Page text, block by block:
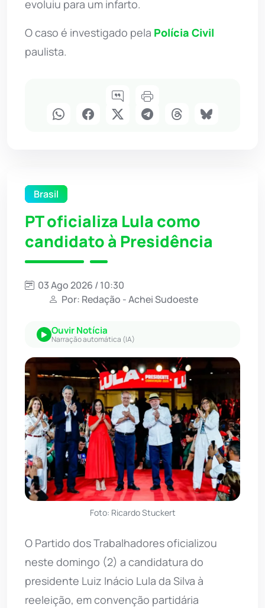
evoluiu para um infarto.
O caso é investigado pela Polícia Civil
paulista.
Brasil
PT oficializa Lula como
candidato à Presidência
03 Ago 2026 / 10:30
Por: Redação - Achei Sudoeste
Ouvir Notícia
Narração automática (IA)
Foto: Ricardo Stuckert
O Partido dos Trabalhadores oficializou
neste domingo (2) a candidatura do
presidente Luiz Inácio Lula da Silva à
reeleição, em convenção partidária